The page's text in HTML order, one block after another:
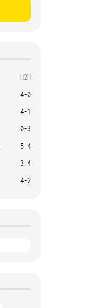
H2H
4-0
4-1
0-3
5-4
3-4
4-2